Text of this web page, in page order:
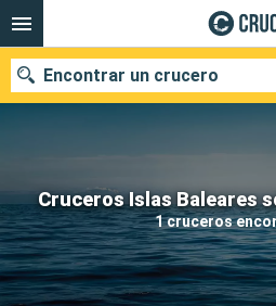
Cruceros Islas Baleares
1 cruceros
Encontrar un crucero
Nuestros destinos
Fecha de salida
Puertos